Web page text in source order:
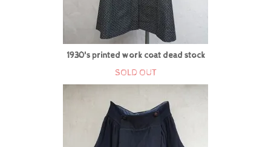
1930's printed work coat dead stock
SOLD OUT